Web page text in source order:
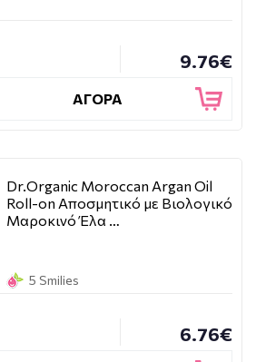
9.76€
ΑΓΟΡΑ
Dr.Organic Moroccan Argan Oil
Roll-on Αποσμητικό με Βιολογικό
Μαροκινό Έλα …
5 Smilies
6.76€